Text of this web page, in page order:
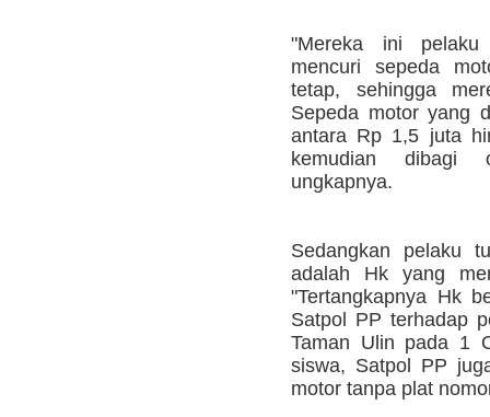
"Mereka ini pelaku
mencuri sepeda
tetap, sehingga
Sepeda motor yang
antara Rp 1,5 juta
kemudian dibagi
ungkapnya.
Sedangkan pelaku
adalah Hk yang
"Tertangkapnya Hk
Satpol PP terhadap
Taman Ulin pada 1
siswa, Satpol PP
motor tanpa plat